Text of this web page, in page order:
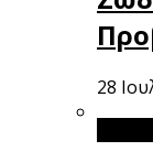
28